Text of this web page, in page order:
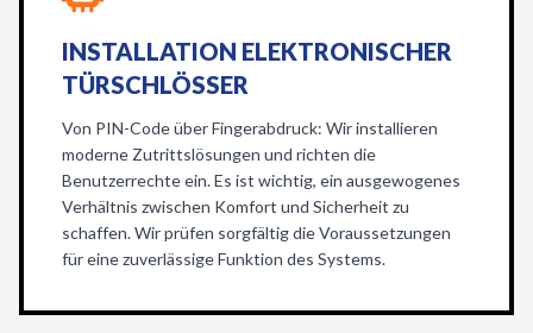
INSTALLATION ELEKTRONISCHER
TÜRSCHLÖSSER
Von PIN-Code über Fingerabdruck: Wir installieren
moderne Zutrittslösungen und richten die
Benutzerrechte ein. Es ist wichtig, ein ausgewogenes
Verhältnis zwischen Komfort und Sicherheit zu
schaffen. Wir prüfen sorgfältig die Voraussetzungen
für eine zuverlässige Funktion des Systems.